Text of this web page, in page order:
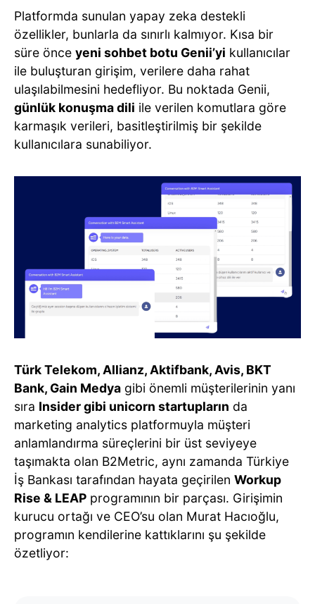
Platformda sunulan yapay zeka destekli
özellikler, bunlarla da sınırlı kalmıyor. Kısa bir
süre önce yeni sohbet botu Genii’yi kullanıcılar
ile buluşturan girişim, verilere daha rahat
ulaşılabilmesini hedefliyor. Bu noktada Genii,
günlük konuşma dili ile verilen komutlara göre
karmaşık verileri, basitleştirilmiş bir şekilde
kullanıcılara sunabiliyor.
Türk Telekom, Allianz, Aktifbank, Avis, BKT
Bank, Gain Medya gibi önemli müşterilerinin yanı
sıra Insider gibi unicorn startupların da
marketing analytics platformuyla müşteri
anlamlandırma süreçlerini bir üst seviyeye
taşımakta olan B2Metric, aynı zamanda Türkiye
İş Bankası tarafından hayata geçirilen Workup
Rise & LEAP programının bir parçası. Girişimin
kurucu ortağı ve CEO’su olan Murat Hacıoğlu,
programın kendilerine kattıklarını şu şekilde
özetliyor: